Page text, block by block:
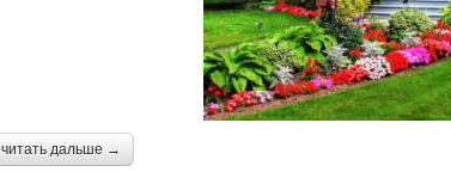
читать дальше →